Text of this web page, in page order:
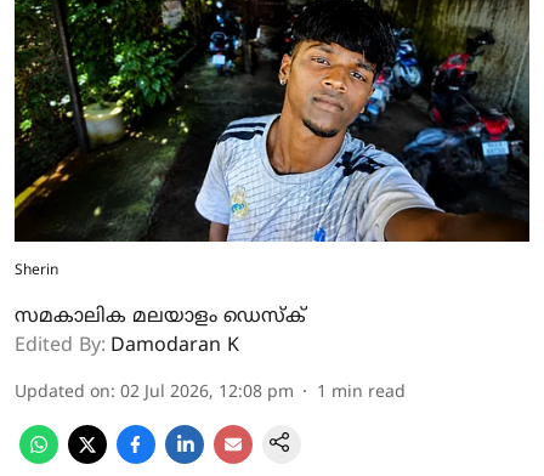
Sherin
സമകാലിക മലയാളം ഡെസ്ക്
Edited By: Damodaran K
Updated on: 02 Jul 2026, 12:08 pm 1 min read